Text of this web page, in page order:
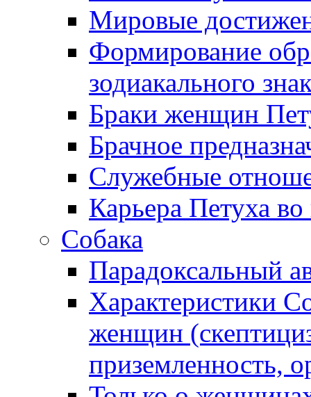
Мировые
Формирование
зодиакального
Браки женщин
Брачное
Служебные
Карьера Петуха
Собака
Парадоксальный
Характеристики
женщин
приземленность,